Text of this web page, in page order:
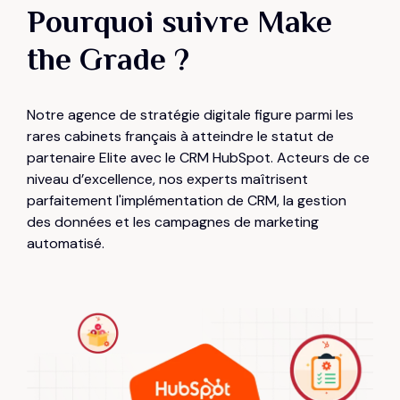
Pourquoi suivre Make
the Grade ?
Notre agence de stratégie digitale figure parmi les
rares cabinets français à atteindre le statut de
partenaire Elite avec le CRM HubSpot. Acteurs de ce
niveau d’excellence, nos experts maîtrisent
parfaitement l'implémentation de CRM, la gestion
des données et les campagnes de marketing
automatisé.
0
1
2
3
4
5